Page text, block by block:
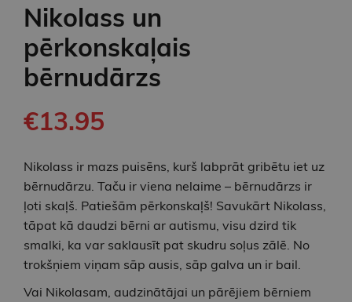
Nikolass un
pērkonskaļais
bērnudārzs
€13.95
Nikolass ir mazs puisēns, kurš labprāt gribētu iet uz
bērnudārzu. Taču ir viena nelaime – bērnudārzs ir
ļoti skaļš. Patiešām pērkonskaļš! Savukārt Nikolass,
tāpat kā daudzi bērni ar autismu, visu dzird tik
smalki, ka var saklausīt pat skudru soļus zālē. No
trokšņiem viņam sāp ausis, sāp galva un ir bail.
Vai Nikolasam, audzinātājai un pārējiem bērniem